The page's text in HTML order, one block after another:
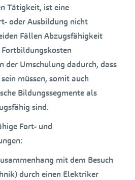
Tätigkeit, ist eine
oder Ausbildung nicht
Fällen Abzugsfähigkeit
der Umschulung dadurch, dass
müssen, somit auch
Bildungssegmente als
sind.
Fort- und
mit dem Besuch
durch einen Elektriker